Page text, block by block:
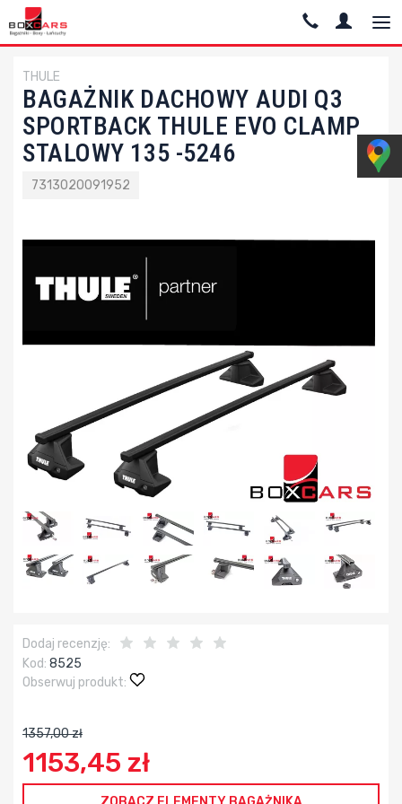
THULE
BAGAŻNIK DACHOWY AUDI Q3
SPORTBACK THULE EVO CLAMP
STALOWY 135 -5246
7313020091952
Dodaj recenzję:
Kod: 8525
Obserwuj produkt:
1357,00 zł
1153,45 zł